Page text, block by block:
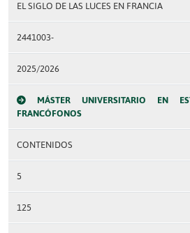
EL SIGLO DE LAS LUCES EN FRANCIA
2441003-
2025/2026
MÁSTER UNIVERSITARIO EN
FRANCÓFONOS
CONTENIDOS
5
125